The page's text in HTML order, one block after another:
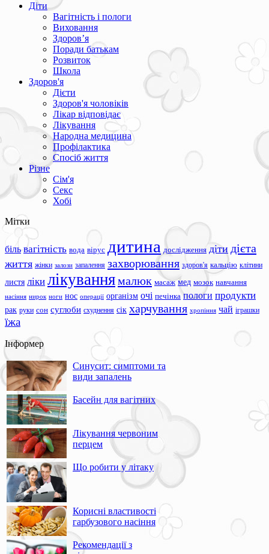
Діти
Вагітність і пологи
Виховання
Здоров’я
Поради батькам
Розвиток
Школа
Здоров'я
Дієти
Здоров'я чоловіків
Лікар відповідає
Лікування
Народна медицина
Профілактика
Спосіб життя
Різне
Сім'я
Секс
Хобі
Мітки
біль вагітність вода вірус дитина дослідження діти дієта
життя жінки залози запалення захворювання здоров'я кальцію клітини
листя ліки лікуваннямалюк масаж мед мозок навчання
насіння нирок ноги нос операції організм очі печінка пологи продукти
рак руки сон суглоби схуднення сік харчування хропіння чай іграшки
їжа
Інформер
Синусит: симптоми та
види запалень
Басейн для вагітних
Лікування червоним
перцем
Що робити у літаку
Корисні властивості
гарбузового насіння
Рекомендації з